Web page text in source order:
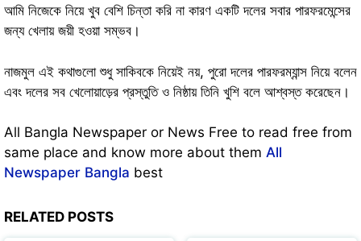
আমি নিজেকে নিয়ে খুব বেশি চিন্তা করি না কারণ একটি দলের সবার পারফরমেন্সের
জন্য খেলায় জয়ী হওয়া সম্ভব।
নাজমুল এই কথাগুলো শুধু সাকিবকে নিয়েই নয়, পুরো দলের পারফরম্যান্স নিয়ে বলেন
এবং দলের সব খেলোয়াড়ের প্রস্তুতি ও নিষ্ঠায় তিনি খুশি বলে আশ্বস্ত করেছেন।
All Bangla Newspaper or News Free to read free from
same place and know more about them All
Newspaper Bangla best
RELATED POSTS